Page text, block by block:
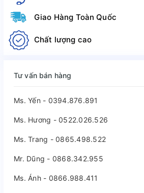
Giao Hàng Toàn Quốc
Chất lượng cao
Tư vấn bán hàng
Ms. Yến - 0394.876.891
Ms. Hương - 0522.026.526
Ms. Trang - 0865.498.522
Mr. Dũng - 0868.342.955
Ms. Ánh - 0866.988.411